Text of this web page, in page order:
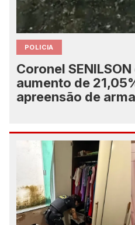
POLICIA
Coronel
aumento de
apreensão de